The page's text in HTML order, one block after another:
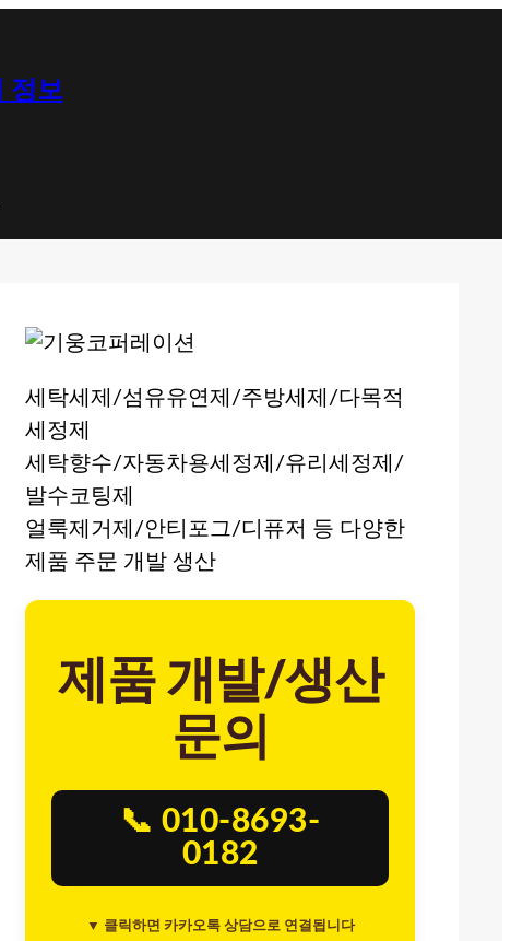
정보
세탁세제/섬유유연제/주방세제/다목적
세정제
세탁향수/자동차용세정제/유리세정제/
발수코팅제
얼룩제거제/안티포그/디퓨저 등 다양한
제품 주문 개발 생산
제품 개발/생산
문의
📞 010-8693-
0182
▼ 클릭하면 카카오톡 상담으로 연결됩니다